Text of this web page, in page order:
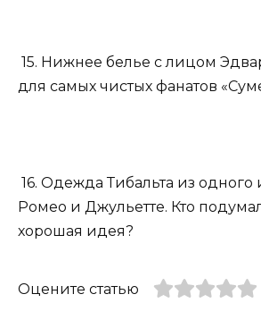
15. Нижнее белье с лицом
для самых чистых фанатов
16. Одежда Тибальта из
Ромео и Джульетте. Кто
хорошая идея?
Оцените статью